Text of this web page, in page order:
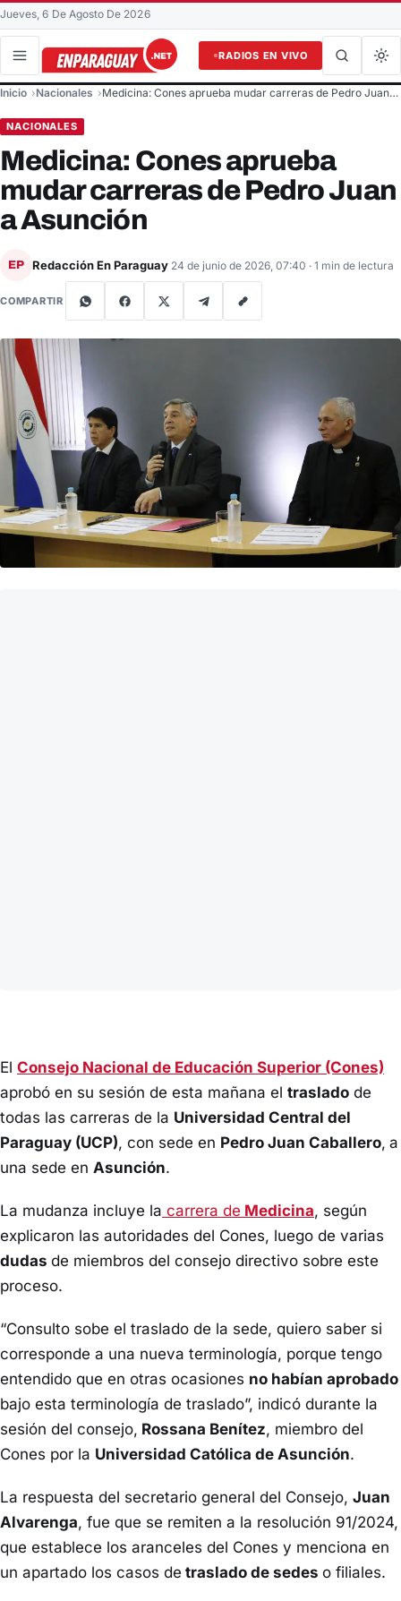
Jueves, 6 De Agosto De 2026
RADIOS EN VIVO
Buscar en el sitio
Inicio Nacionales Medicina: Cones aprueba mudar carreras de Pedro Juan…
NACIONALES
Medicina: Cones aprueba
mudar carreras de Pedro Juan
a Asunción
EP Redacción En Paraguay 24 de junio de 2026, 07:40 · 1 min de lectura
COMPARTIR
El Consejo Nacional de Educación Superior (Cones)
aprobó en su sesión de esta mañana el traslado de
todas las carreras de la Universidad Central del
Paraguay (UCP), con sede en Pedro Juan Caballero, a
una sede en Asunción.
La mudanza incluye la carrera de Medicina, según
explicaron las autoridades del Cones, luego de varias
dudas de miembros del consejo directivo sobre este
proceso.
“Consulto sobe el traslado de la sede, quiero saber si
corresponde a una nueva terminología, porque tengo
entendido que en otras ocasiones no habían aprobado
bajo esta terminología de traslado”, indicó durante la
sesión del consejo, Rossana Benítez, miembro del
Cones por la Universidad Católica de Asunción.
La respuesta del secretario general del Consejo, Juan
Alvarenga, fue que se remiten a la resolución 91/2024,
que establece los aranceles del Cones y menciona en
un apartado los casos de traslado de sedes o filiales.